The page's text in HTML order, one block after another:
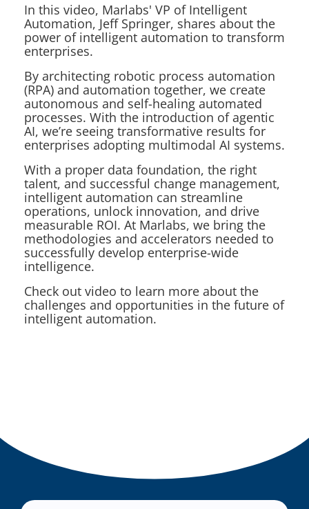
In this video, Marlabs' VP of Intelligent
Automation, Jeff Springer, shares about the
power of intelligent automation to transform
enterprises.
By architecting robotic process automation
(RPA) and automation together, we create
autonomous and self-healing automated
processes. With the introduction of agentic
AI, we’re seeing transformative results for
enterprises adopting multimodal AI systems.
With a proper data foundation, the right
talent, and successful change management,
intelligent automation can streamline
operations, unlock innovation, and drive
measurable ROI. At Marlabs, we bring the
methodologies and accelerators needed to
successfully develop enterprise-wide
intelligence.
Check out video to learn more about the
challenges and opportunities in the future of
intelligent automation.